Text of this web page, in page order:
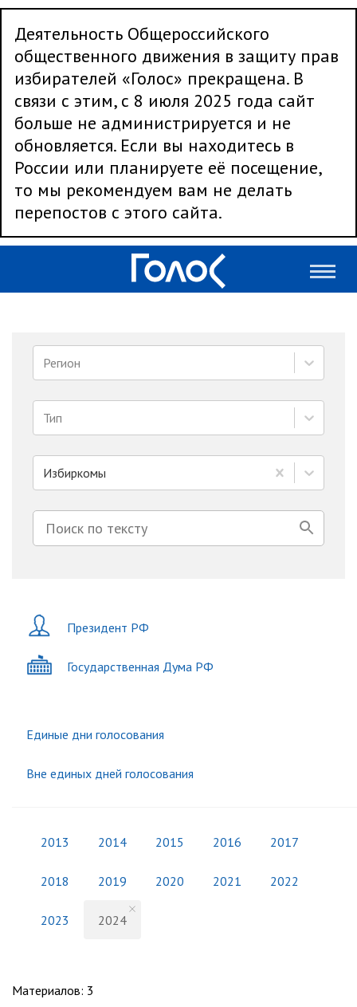
Деятельность Общероссийского
общественного движения в защиту прав
избирателей «Голос» прекращена. В
связи с этим, с 8 июля 2025 года сайт
больше не администрируется и не
обновляется. Если вы находитесь в
России или планируете её посещение,
то мы рекомендуем вам не делать
перепостов с этого сайта.
Регион
Тип
Избиркомы
Президент РФ
Государственная Дума РФ
Единые дни голосования
Вне единых дней голосования
2013 2014 2015 2016 2017
2018 2019 2020 2021 2022
2023 2024
Материалов: 3